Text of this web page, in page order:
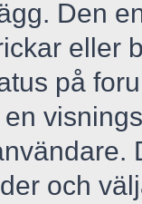
Den
eller
på
och